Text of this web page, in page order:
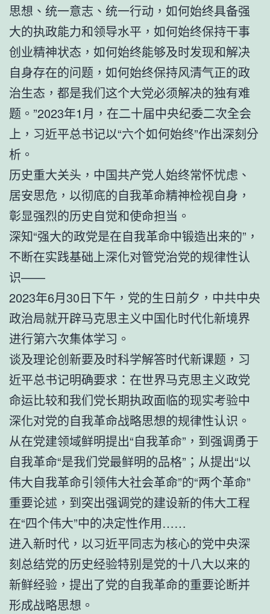
思想、统一意志、统一行动，如何始终具备强
大的执政能力和领导水平，如何始终保持干事
创业精神状态，如何始终能够及时发现和解决
自身存在的问题，如何始终保持风清气正的政
治生态，都是我们这个大党必须解决的独有难
题。”2023年1月，在二十届中央纪委二次全会
上，习近平总书记以“六个如何始终”作出深刻分
析。
历史重大关头，中国共产党人始终常怀忧虑、
居安思危，以彻底的自我革命精神检视自身，
彰显强烈的历史自觉和使命担当。
深知“强大的政党是在自我革命中锻造出来的”，
不断在实践基础上深化对管党治党的规律性认
识——
2023年6月30日下午，党的生日前夕，中共中央
政治局就开辟马克思主义中国化时代化新境界
进行第六次集体学习。
谈及理论创新要及时科学解答时代新课题，习
近平总书记明确要求：在世界马克思主义政党
命运比较和我们党长期执政面临的现实考验中
深化对党的自我革命战略思想的规律性认识。
从在党建领域鲜明提出“自我革命”，到强调勇于
自我革命“是我们党最鲜明的品格”；从提出“以
伟大自我革命引领伟大社会革命”的“两个革命”
重要论述，到突出强调党的建设新的伟大工程
在“四个伟大”中的决定性作用……
进入新时代，以习近平同志为核心的党中央深
刻总结党的历史经验特别是党的十八大以来的
新鲜经验，提出了党的自我革命的重要论断并
形成战略思想。